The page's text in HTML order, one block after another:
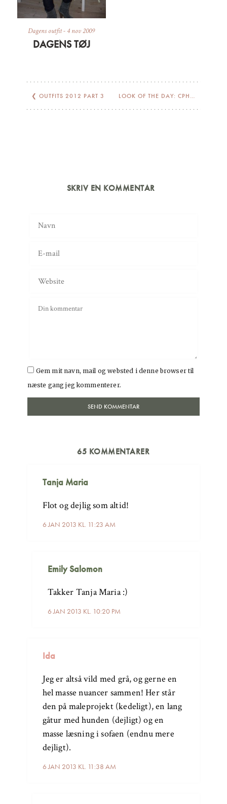
Dagens outfit-4 nov 2009
DAGENS TØJ
❮ OUTFITS 2012 PART 3 LOOK OF THE DAY: CPH GREYS
SKRIV EN KOMMENTAR
Gem mit navn, mail og websted i denne browser til
næste gang jeg kommenterer.
65 KOMMENTARER
Tanja Maria
6 JAN 2013 KL. 11:23 AM
Flot og dejlig som altid!
Emily Salomon
6 JAN 2013 KL. 10:20 PM
Takker Tanja Maria :)
Ida
6 JAN 2013 KL. 11:38 AM
Jeg er altså vild med grå, og gerne en
hel masse nuancer sammen! Her står
den på maleprojekt (kedeligt), en lang
gåtur med hunden (dejligt) og en
masse læsning i sofaen (endnu mere
dejligt).